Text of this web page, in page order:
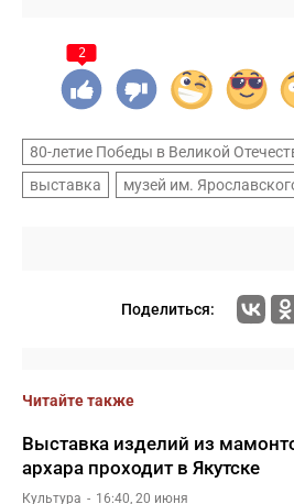
2
80-летие Победы в Великой
выставка
музей им.
Поделиться:
Читайте также
Выставка изделий из
архара проходит в Якутске
Культура 16:40, 20 июня